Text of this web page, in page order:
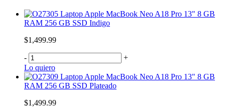
Laptop Apple MacBook Neo A18 Pro 13" 8 GB
RAM 256 GB SSD Indigo
$1,499.99
-
+
Lo quiero
Laptop Apple MacBook Neo A18 Pro 13" 8 GB
RAM 256 GB SSD Plateado
$1,499.99